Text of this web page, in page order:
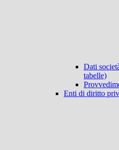
Dati
tabelle)
Enti di diritto